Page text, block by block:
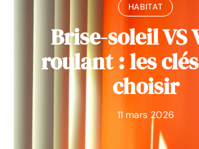
HABITAT
Brise-soleil VS
roulant : les
choisir
11 mars 2026